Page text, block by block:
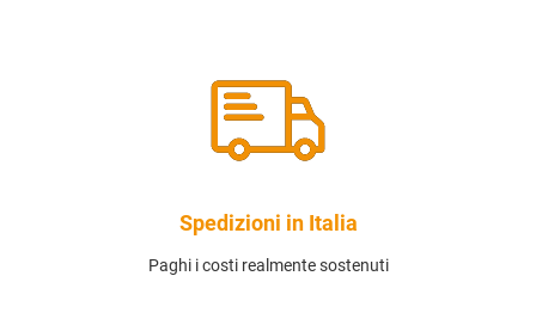
Spedizioni in Italia
Paghi i costi realmente sostenuti